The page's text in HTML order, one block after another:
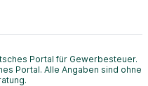
Portal für Gewerbesteuer.
Portal. Alle Angaben sind ohne